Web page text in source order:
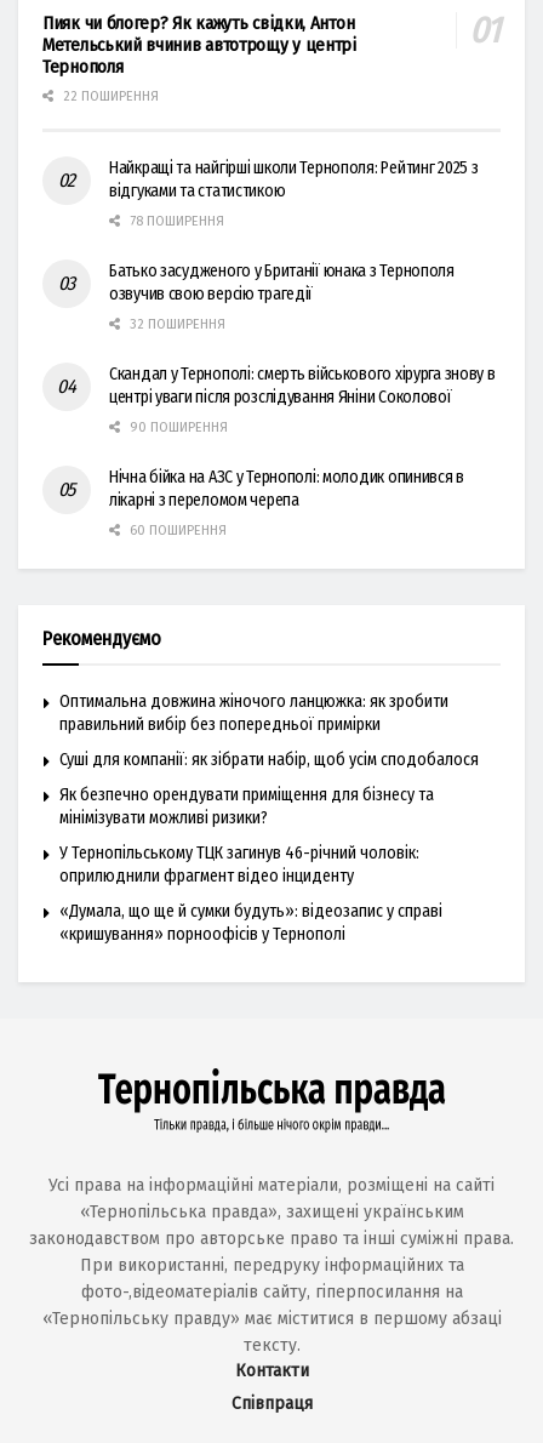
Пияк чи блогер? Як кажуть свідки, Антон
Метельський вчинив автотрощу у центрі
Тернополя
22 ПОШИРЕННЯ
Найкращі та найгірші школи Тернополя: Рейтинг 2025 з
відгуками та статистикою
78 ПОШИРЕННЯ
Батько засудженого у Британії юнака з Тернополя
озвучив свою версію трагедії
32 ПОШИРЕННЯ
Скандал у Тернополі: смерть військового хірурга знову в
центрі уваги після розслідування Яніни Соколової
90 ПОШИРЕННЯ
Нічна бійка на АЗС у Тернополі: молодик опинився в
лікарні з переломом черепа
60 ПОШИРЕННЯ
Рекомендуємо
Оптимальна довжина жіночого ланцюжка: як зробити
правильний вибір без попередньої примірки
Суші для компанії: як зібрати набір, щоб усім сподобалося
Як безпечно орендувати приміщення для бізнесу та
мінімізувати можливі ризики?
У Тернопільському ТЦК загинув 46-річний чоловік:
оприлюднили фрагмент відео інциденту
«Думала, що ще й сумки будуть»: відеозапис у справі
«кришування» порноофісів у Тернополі
Усі права на інформаційні матеріали, розміщені на сайті
«Тернопільська правда», захищені українським
законодавством про авторське право та інші суміжні права.
При використанні, передруку інформаційних та
фото-,відеоматеріалів сайту, гіперпосилання на
«Тернопільську правду» має міститися в першому абзаці
тексту.
Контакти
Співпраця